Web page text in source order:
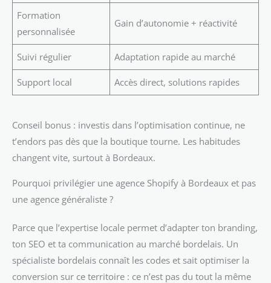
Formation
personnalisée
Gain d’autonomie + réactivité
Suivi régulier Adaptation rapide au marché
Support local Accès direct, solutions rapides
Conseil bonus : investis dans l’optimisation continue, ne
t’endors pas dès que la boutique tourne. Les habitudes
changent vite, surtout à Bordeaux.
Pourquoi privilégier une agence Shopify à Bordeaux et pas
une agence généraliste ?
Parce que l’expertise locale permet d’adapter ton branding,
ton SEO et ta communication au marché bordelais. Un
spécialiste bordelais connaît les codes et sait optimiser la
conversion sur ce territoire : ce n’est pas du tout la même